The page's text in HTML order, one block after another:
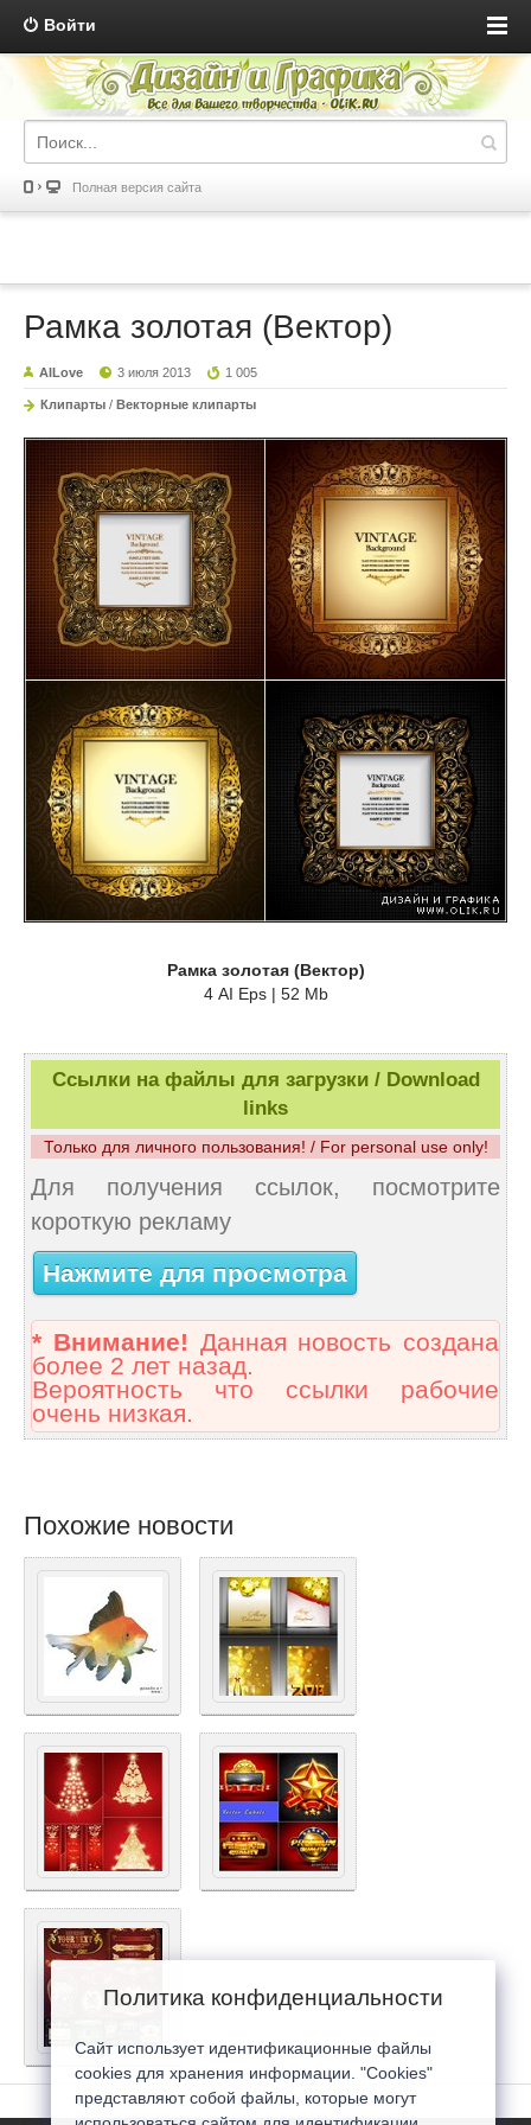
Войти
Полная версия сайта
Рамка золотая (Вектор)
AILove 3 июля 2013 1 005
Клипарты / Векторные клипарты
Рамка золотая (Вектор)
4 AI Eps | 52 Mb
Ссылки на файлы для загрузки / Download
links
Только для личного пользования! / For personal use only!
Для получения ссылок, посмотрите
короткую рекламу
Нажмите для просмотра
* Внимание! Данная новость создана
более 2 лет назад.
Вероятность что ссылки рабочие
очень низкая.
Похожие новости
Политика конфиденциальности
Сайт использует идентификационные файлы
cookies для хранения информации. "Cookies"
представляют собой файлы, которые могут